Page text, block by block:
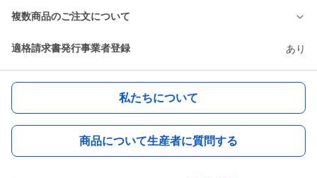
複数商品のご注文について
適格請求書発行事業者登録 あり
私たちについて
商品について生産者に質問する